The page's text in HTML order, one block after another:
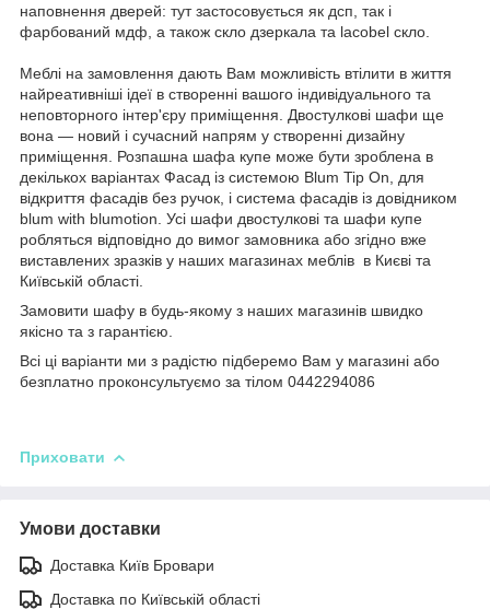
наповнення дверей: тут застосовується як дсп, так і
фарбований мдф, а також скло дзеркала та lacobel скло.
Меблі на замовлення дають Вам можливість втілити в життя
найреативніші ідеї в створенні вашого індивідуального та
неповторного інтер'єру приміщення. Двостулкові шафи ще
вона — новий і сучасний напрям у створенні дизайну
приміщення. Розпашна шафа купе може бути зроблена в
декількох варіантах Фасад із системою Blum Tip On, для
відкриття фасадів без ручок, і система фасадів із довідником
blum with blumotion. Усі шафи двостулкові та шафи купе
робляться відповідно до вимог замовника або згідно вже
виставлених зразків у наших магазинах меблів в Києві та
Київській області.
Замовити шафу в будь-якому з наших магазинів швидко
якісно та з гарантією.
Всі ці варіанти ми з радістю підберемо Вам у магазині або
безплатно проконсультуємо за тілом 0442294086
Приховати
Умови доставки
Доставка Київ Бровари
Доставка по Київській області